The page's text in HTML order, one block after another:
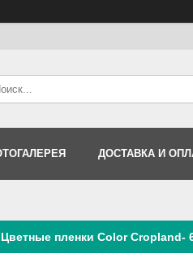
ДОСТАВКА И
Цветные пленки Color Cropland-